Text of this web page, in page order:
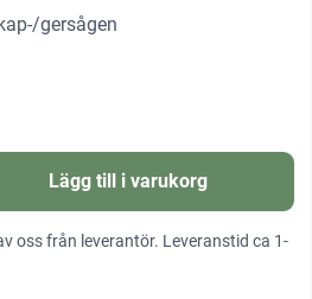
gersågen
Lägg till i varukorg
oss från leverantör. Leveranstid ca 1-